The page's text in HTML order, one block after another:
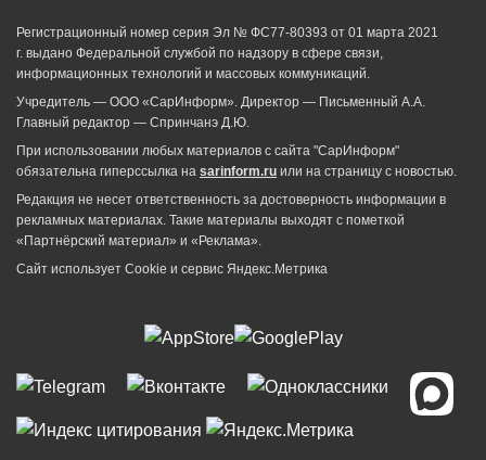
Регистрационный номер серия Эл № ФС77-80393 от 01 марта 2021
г. выдано Федеральной службой по надзору в сфере связи,
информационных технологий и массовых коммуникаций.
Учредитель — ООО «СарИнформ». Директор — Письменный А.А.
Главный редактор — Спринчанэ Д.Ю.
При использовании любых материалов с сайта "СарИнформ"
обязательна гиперссылка на sarinform.ru или на страницу с новостью.
Редакция не несет ответственность за достоверность информации в
рекламных материалах. Такие материалы выходят с пометкой
«Партнёрский материал» и «Реклама».
Сайт использует Cookie и сервиc Яндекс.Метрика